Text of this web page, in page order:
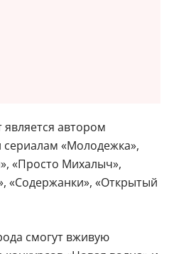
автором
сериалам «Молодежка»,
«Просто Михалыч»,
«Содержанки», «Открытый
смогут вживую